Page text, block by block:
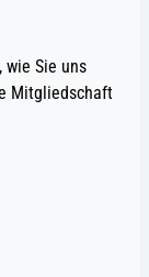
wie Sie uns
Mitgliedschaft